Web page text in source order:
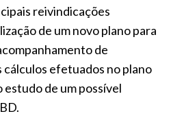
reivindicações
de um novo plano para
de
efetuados no plano
de um possível